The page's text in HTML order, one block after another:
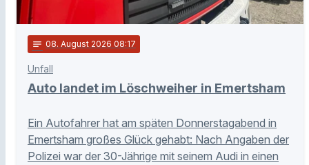
notes 08. August 2026 08:17
Unfall
Auto landet im Löschweiher in Emertsham
Ein Autofahrer hat am späten Donnerstagabend in
Emertsham großes Glück gehabt: Nach Angaben der
Polizei war der 30-Jährige mit seinem Audi in einen